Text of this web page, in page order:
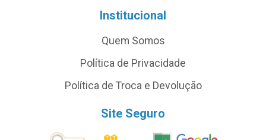
Institucional
Quem Somos
Política de Privacidade
Política de Troca e Devolução
Site Seguro